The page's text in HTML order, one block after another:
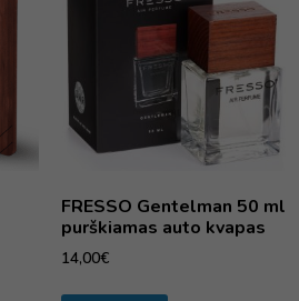
FRESSO Gentelman 50 ml
purškiamas auto kvapas
14,00€